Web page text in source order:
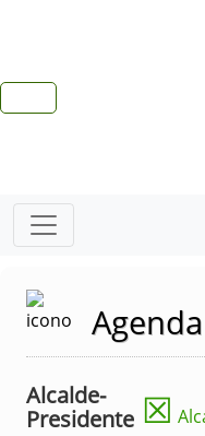
Alcalde-
Presidente ☒